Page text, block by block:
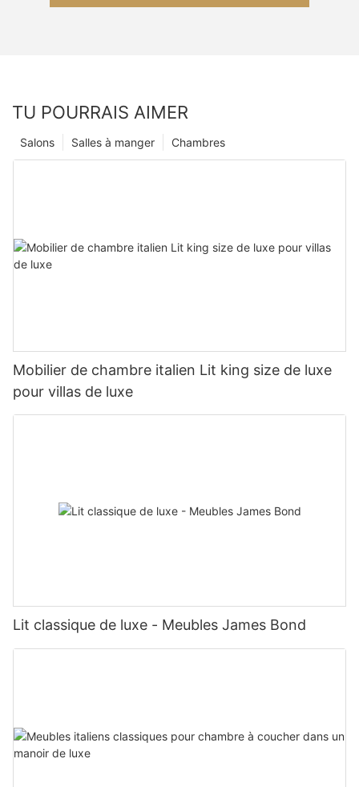
TU POURRAIS AIMER
Chambres
Salles à manger
Salons
Mobilier de chambre italien Lit king size de luxe
pour villas de luxe
Lit classique de luxe - Meubles James Bond